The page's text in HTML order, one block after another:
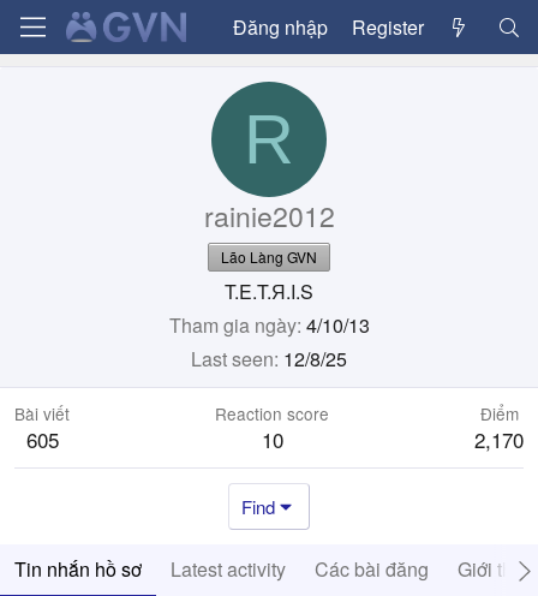
Đăng nhập Register
R
rainie2012
Lão Làng GVN
T.E.T.Я.I.S
Tham gia ngày 4/10/13
Last seen 12/8/25
Bài viết
605
Reaction score
10
Điểm
2,170
Find
Tin nhắn hồ sơ Latest activity Các bài đăng Giới thiệu